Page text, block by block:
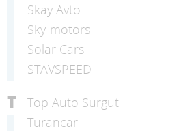
Skay Avto
Sky-motors
Solar Cars
STAVSPEED
T
Top Auto Surgut
Turancar